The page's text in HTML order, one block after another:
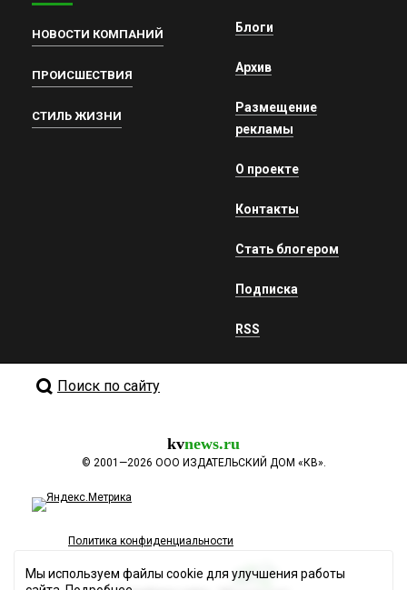
НОВОСТИ КОМПАНИЙ
ПРОИСШЕСТВИЯ
СТИЛЬ ЖИЗНИ
Блоги
Архив
Размещение
рекламы
О проекте
Контакты
Стать блогером
Подписка
RSS
Поиск по сайту
kvnews.ru
© 2001—2026 ООО ИЗДАТЕЛЬСКИЙ ДОМ «КВ».
Политика конфиденциальности
Мы используем файлы cookie для улучшения работы